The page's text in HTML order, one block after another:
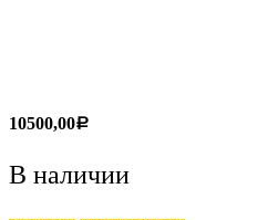
10500,00Р
В наличии